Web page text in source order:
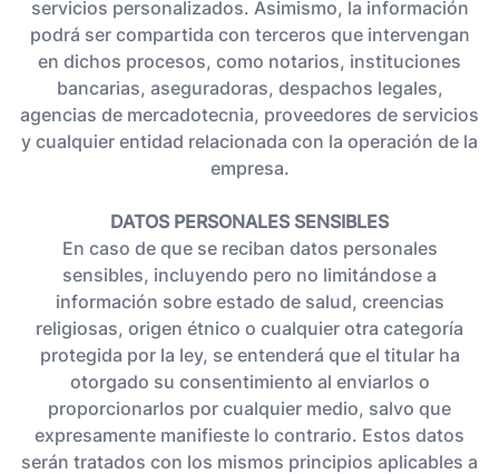
servicios personalizados. Asimismo, la información
podrá ser compartida con terceros que intervengan
en dichos procesos, como notarios, instituciones
bancarias, aseguradoras, despachos legales,
agencias de mercadotecnia, proveedores de servicios
y cualquier entidad relacionada con la operación de la
empresa.
DATOS PERSONALES SENSIBLES
En caso de que se reciban datos personales
sensibles, incluyendo pero no limitándose a
información sobre estado de salud, creencias
religiosas, origen étnico o cualquier otra categoría
protegida por la ley, se entenderá que el titular ha
otorgado su consentimiento al enviarlos o
proporcionarlos por cualquier medio, salvo que
expresamente manifieste lo contrario. Estos datos
serán tratados con los mismos principios aplicables a